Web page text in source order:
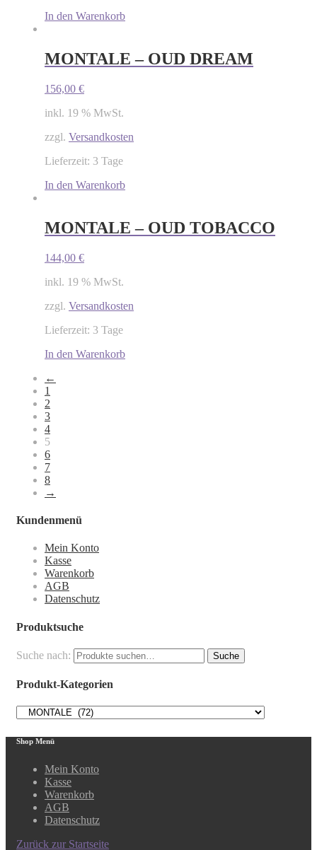
In den Warenkorb
MONTALE – OUD DREAM
156,00 €
inkl. 19 % MwSt.
zzgl. Versandkosten
Lieferzeit: 3 Tage
In den Warenkorb
MONTALE – OUD TOBACCO
144,00 €
inkl. 19 % MwSt.
zzgl. Versandkosten
Lieferzeit: 3 Tage
In den Warenkorb
←
1
2
3
4
5
6
7
8
→
Kundenmenü
Mein Konto
Kasse
Warenkorb
AGB
Datenschutz
Produktsuche
Suche nach: Suche
Produkt-Kategorien
Shop Menü
Mein Konto
Kasse
Warenkorb
AGB
Datenschutz
Zurück zur Startseite